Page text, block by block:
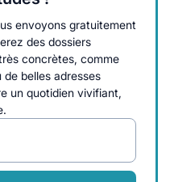
envoyons gratuitement
des dossiers
concrètes, comme
belles adresses
un quotidien vivifiant,